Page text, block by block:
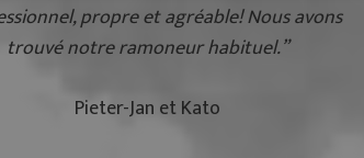
propre et agréable! Nous avons
trouvé notre ramoneur habituel.”
Pieter-Jan et Kato